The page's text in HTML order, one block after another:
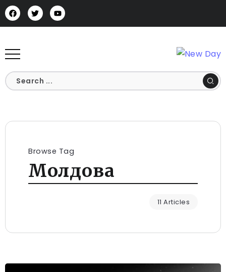
Browse Tag
Молдова
11 Articles